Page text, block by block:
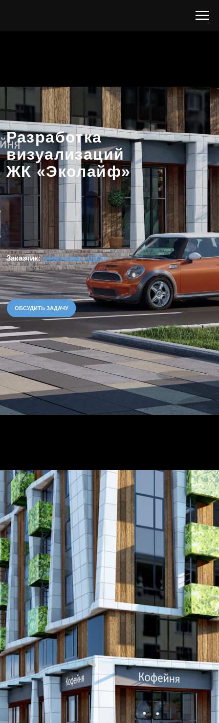
Разработка
визуализаций
ЖК «Эколайф»
Заказчик: девелопер «UDS»